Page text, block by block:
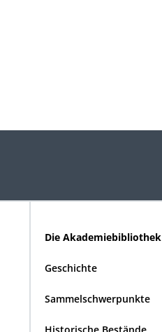
Die Akademiebibliothek
Geschichte
Sammelschwerpunkte